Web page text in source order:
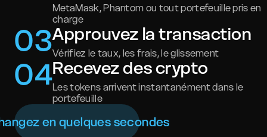
MetaMask, Phantom ou tout portefeuille pris en
charge
03Approuvez la transaction
Vérifiez le taux, les frais, le glissement
04Recevez des crypto
Les tokens arrivent instantanément dans le
portefeuille
en quelques secondes